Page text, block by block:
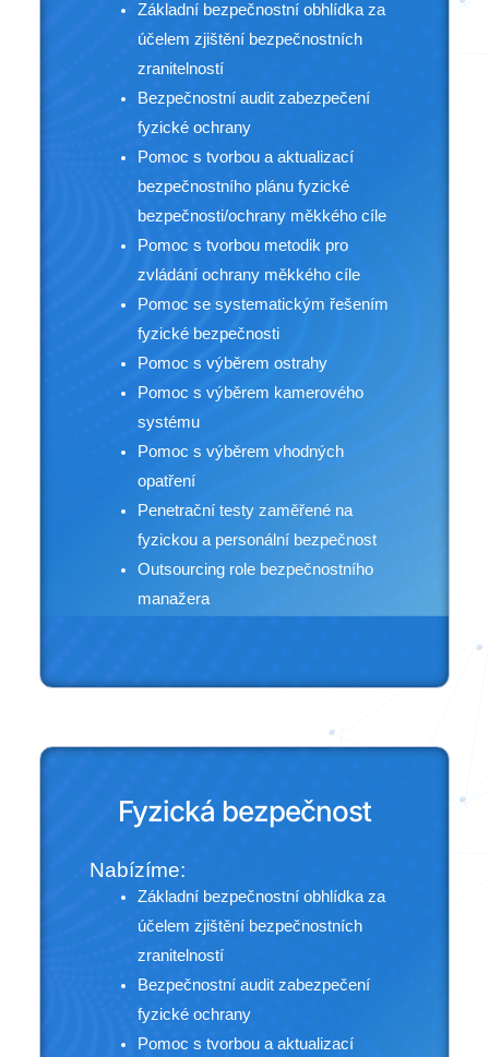
Základní bezpečnostní obhlídka za
účelem zjištění bezpečnostních
zranitelností
Bezpečnostní audit zabezpečení
fyzické ochrany
Pomoc s tvorbou a aktualizací
bezpečnostního plánu fyzické
bezpečnosti/ochrany měkkého cíle
Pomoc s tvorbou metodik pro
zvládání ochrany měkkého cíle
Pomoc se systematickým řešením
fyzické bezpečnosti
Pomoc s výběrem ostrahy
Pomoc s výběrem kamerového
systému
Pomoc s výběrem vhodných
opatření
Penetrační testy zaměřené na
fyzickou a personální bezpečnost
Outsourcing role bezpečnostního
manažera
Fyzická bezpečnost
Nabízíme:
Základní bezpečnostní obhlídka za
účelem zjištění bezpečnostních
zranitelností
Bezpečnostní audit zabezpečení
fyzické ochrany
Pomoc s tvorbou a aktualizací